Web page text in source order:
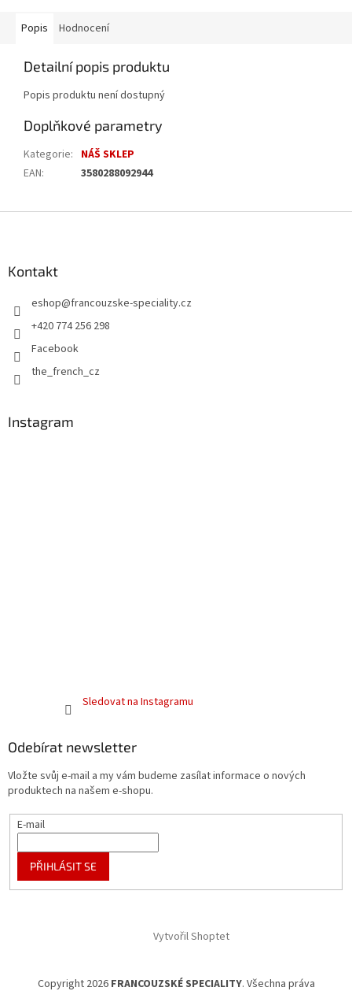
Popis Hodnocení
Detailní popis produktu
Popis produktu není dostupný
Doplňkové parametry
Kategorie: NÁŠ SKLEP
EAN: 3580288092944
Kontakt
eshop@francouzske-speciality.cz
+420 774 256 298
Facebook
the_french_cz
Instagram
Sledovat na Instagramu
Odebírat newsletter
Vložte svůj e-mail a my vám budeme zasílat informace o nových
produktech na našem e-shopu.
E-mail
PŘIHLÁSIT SE
Vytvořil Shoptet
Copyright 2026 FRANCOUZSKÉ SPECIALITY. Všechna práva